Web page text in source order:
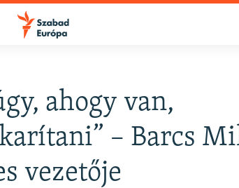
ahogy van,
– Barcs
vezetője